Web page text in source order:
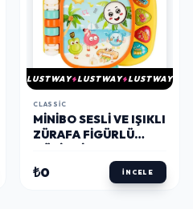
LUSTWAY LUSTWAY LUSTWAY
CLASSIC
MINIBO SESLI VE IŞIKLI
ZÜRAFA FIGÜRLÜ
₺0 İNCELE